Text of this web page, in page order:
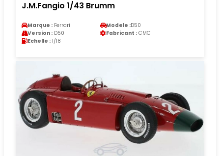
J.M.Fangio 1/43 Brumm
Marque : Ferrari Modele :D50
Version : D50 Fabricant : CMC
Echelle : 1/18